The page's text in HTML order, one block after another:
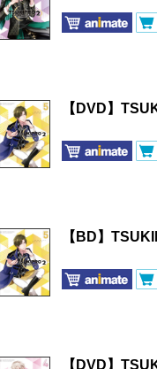
【DVD】
【BD】
【DVD】